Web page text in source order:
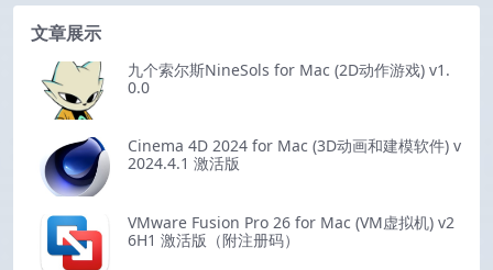
文章展示
九个索尔斯NineSols for Mac (2D动作游戏) v1.
0.0
Cinema 4D 2024 for Mac (3D动画和建模软件) v
2024.4.1 激活版
VMware Fusion Pro 26 for Mac (VM虚拟机) v2
6H1 激活版（附注册码）